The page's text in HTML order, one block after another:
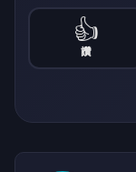
👍
讚